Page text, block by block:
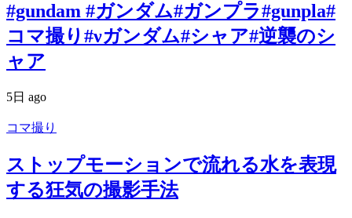
#gundam #ガンダム#ガンプラ#gunpla#
コマ撮り#νガンダム#シャア#逆襲のシ
ャア
5日 ago
コマ撮り
ストップモーションで流れる水を表現
する狂気の撮影手法